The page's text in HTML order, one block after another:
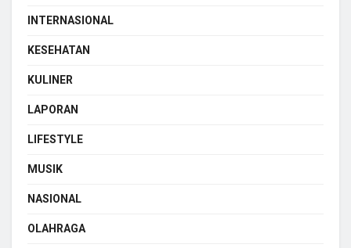
INTERNASIONAL
KESEHATAN
KULINER
LAPORAN
LIFESTYLE
MUSIK
NASIONAL
OLAHRAGA